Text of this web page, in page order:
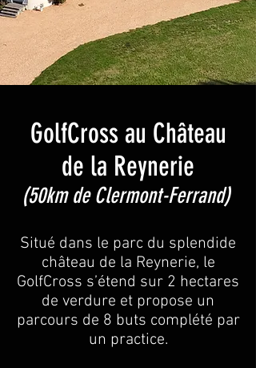
GolfCross au Château
de la Reynerie
(50km de Clermont-Ferrand)
Situé dans le parc du splendide
château de la Reynerie, le
GolfCross s’étend sur 2 hectares
de verdure et propose un
parcours de 8 buts complété par
un practice.